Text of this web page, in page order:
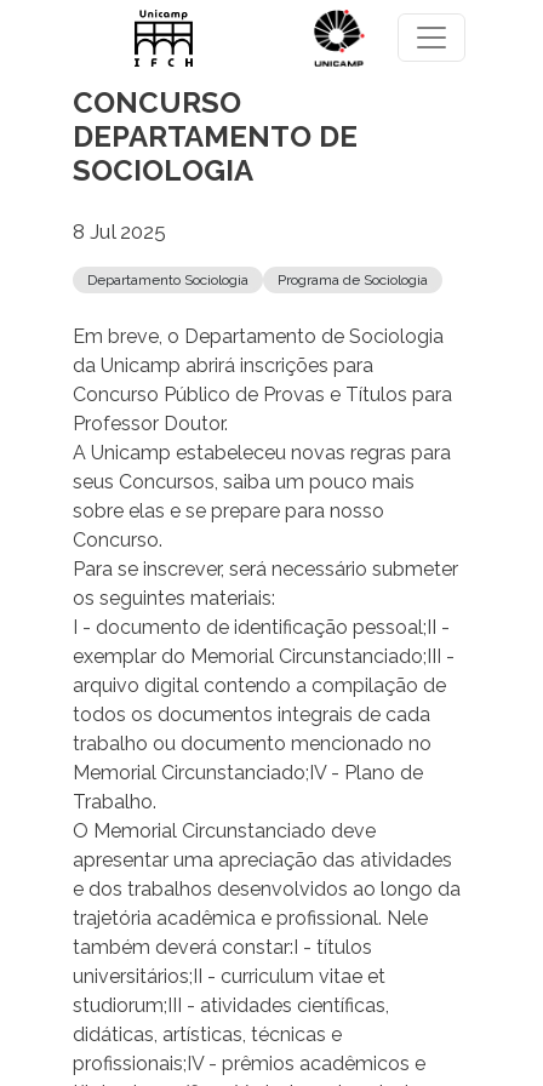
Pular para o conteúdo principal
CONCURSO
DEPARTAMENTO DE
SOCIOLOGIA
8 Jul 2025
Departamento Sociologia Programa de Sociologia
Em breve, o Departamento de Sociologia
da Unicamp abrirá inscrições para
Concurso Público de Provas e Títulos para
Professor Doutor.
A Unicamp estabeleceu novas regras para
seus Concursos, saiba um pouco mais
sobre elas e se prepare para nosso
Concurso.
Para se inscrever, será necessário submeter
os seguintes materiais:
I - documento de identificação pessoal;II -
exemplar do Memorial Circunstanciado;III -
arquivo digital contendo a compilação de
todos os documentos integrais de cada
trabalho ou documento mencionado no
Memorial Circunstanciado;IV - Plano de
Trabalho.
O Memorial Circunstanciado deve
apresentar uma apreciação das atividades
e dos trabalhos desenvolvidos ao longo da
trajetória acadêmica e profissional. Nele
também deverá constar:I - títulos
universitários;II - curriculum vitae et
studiorum;III - atividades científicas,
didáticas, artísticas, técnicas e
profissionais;IV - prêmios acadêmicos e